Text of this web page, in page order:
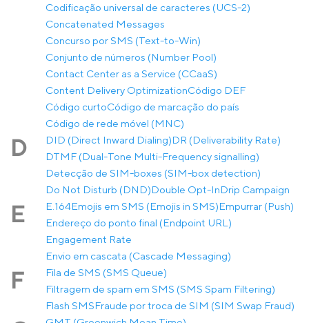
Codificação universal de caracteres (UCS-2)
Concatenated Messages
Concurso por SMS (Text-to-Win)
Conjunto de números (Number Pool)
Contact Center as a Service (CCaaS)
Content Delivery OptimizationCódigo DEF
Código curtoCódigo de marcação do país
Código de rede móvel (MNC)
D DID (Direct Inward Dialing)DR (Deliverability Rate)
DTMF (Dual-Tone Multi-Frequency signalling)
Detecção de SIM-boxes (SIM-box detection)
Do Not Disturb (DND)Double Opt-InDrip Campaign
E E.164Emojis em SMS (Emojis in SMS)Empurrar (Push)
Endereço do ponto final (Endpoint URL)
Engagement Rate
Envio em cascata (Cascade Messaging)
F
Fila de SMS (SMS Queue)
Filtragem de spam em SMS (SMS Spam Filtering)
Flash SMSFraude por troca de SIM (SIM Swap Fraud)